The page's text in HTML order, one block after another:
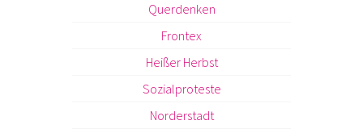
Querdenken
Frontex
Heißer Herbst
Sozialproteste
Norderstadt